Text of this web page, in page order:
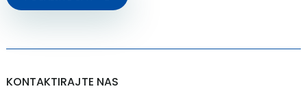
KONTAKTIRAJTE NAS